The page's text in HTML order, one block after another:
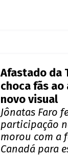
Afastado da
choca fãs ao
novo visual
Jônatas Faro
participação
morou com a
Canadá para